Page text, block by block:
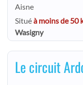
Aisne
Situéà moins de 50
Wasigny
Le circuit